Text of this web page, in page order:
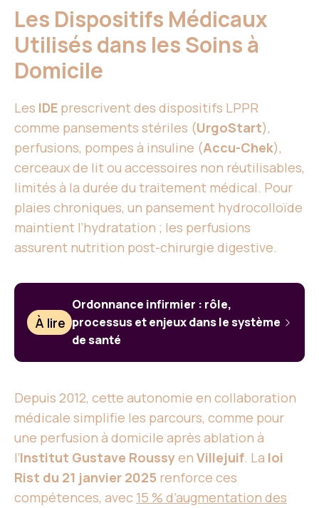
Les Dispositifs Médicaux
Utilisés dans les Soins à
Domicile
Les IDE prescrivent des dispositifs LPPR
comme pansements stériles (UrgoStart),
perfusions, pompes à insuline (Accu-Chek),
cerceaux de lit ou accessoires non réutilisables,
limités à la durée du traitement médical. Pour
plaies chroniques, un pansement hydrocolloïde
maintient l’hydratation ; les perfusions
assurent nutrition post-chirurgie digestive.
À lire
Ordonnance infirmier : rôle,
processus et enjeux dans le système
de santé
Depuis 2012, cette autonomie en collaboration
médicale simplifie les parcours, comme pour
une perfusion à domicile après ablation à
l’Institut Gustave Roussyen Villejuif. La loi
Rist du 21 janvier 2025 renforce ces
compétences, avec 15 % d’augmentation des